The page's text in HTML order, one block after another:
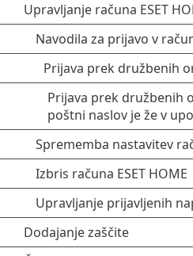
Upravljanje računa ESET
Navodila za prijavo v
Prijava prek družbenih
Prijava prek družbenih
poštni naslov je že v
Sprememba nastavitev
Izbris računa ESET HOME
Upravljanje prijavljenih
Dodajanje zaščite